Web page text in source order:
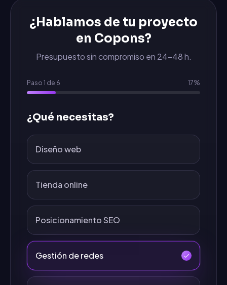
¿Hablamos de tu proyecto
en Copons?
Presupuesto sin compromiso en 24-48 h.
Paso 1 de 6 17%
¿Qué necesitas?
Diseño web
Tienda online
Posicionamiento SEO
Gestión de redes